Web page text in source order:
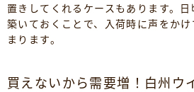
置きしてくれるケースもあります。
築いておくことで、入荷時に声をか
まります。
買えないから需要増！白州ウ